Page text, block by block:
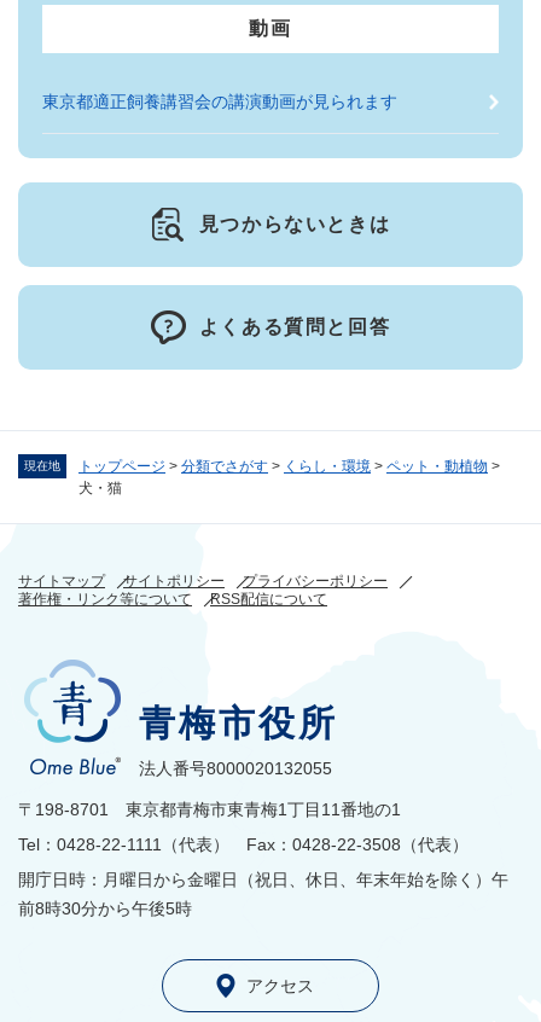
現在地 トップページ > 分類でさがす > くらし・環境 > ペット・動植物 >
犬・猫
動画
東京都適正飼養講習会の講演動画が見られます
見つからないときは
よくある質問と回答
サイトマップ サイトポリシー
プライバシーポリシー
著作権・リンク等について
RSS配信について
青梅市役所
法人番号8000020132055
〒198-8701 東京都青梅市東青梅1丁目11番地の1
Tel：0428-22-1111（代表） Fax：0428-22-3508（代表）
開庁日時：月曜日から金曜日（祝日、休日、年末年始を除く）午
前8時30分から午後5時
アクセス